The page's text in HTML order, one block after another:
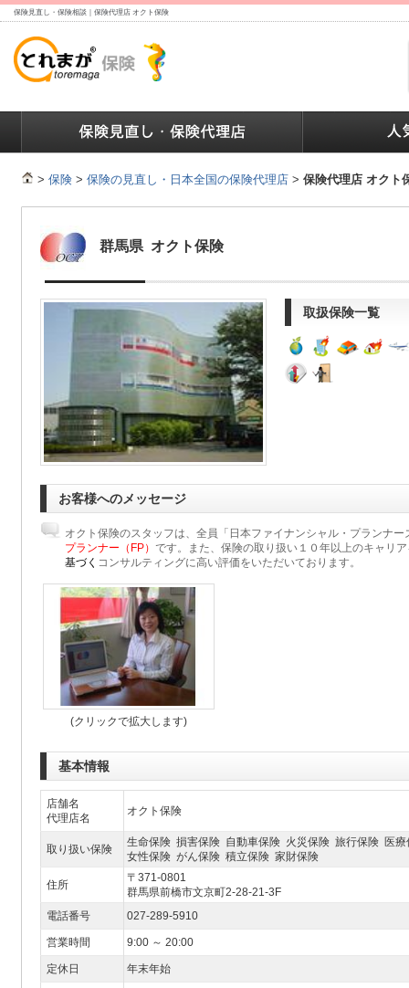
保険見直し・保険相談｜保険代理店 オクト保険
> 保険 > 保険の見直し・日本全国の保険代理店 > 保険代理店 オクト
群馬県 オクト保険
取扱保険一覧
お客様へのメッセージ
オクト保険のスタッフは、全員「日本ファイナンシャル・プランナー
プランナー（FP） です。また、保険の取り扱い１０年以上のキャリ
基づく コンサルティングに高い評価をいただいております。
(クリックで拡大します)
基本情報
店舗名
代理店名
オクト保険
取り扱い保険
生命保険 損害保険 自動車保険 火災保険 旅行保険 医
女性保険 がん保険 積立保険 家財保険
住所
〒371-0801
群馬県前橋市文京町2-28-21-3F
電話番号
027-289-5910
営業時間 9:00 ～ 20:00
定休日 年末年始